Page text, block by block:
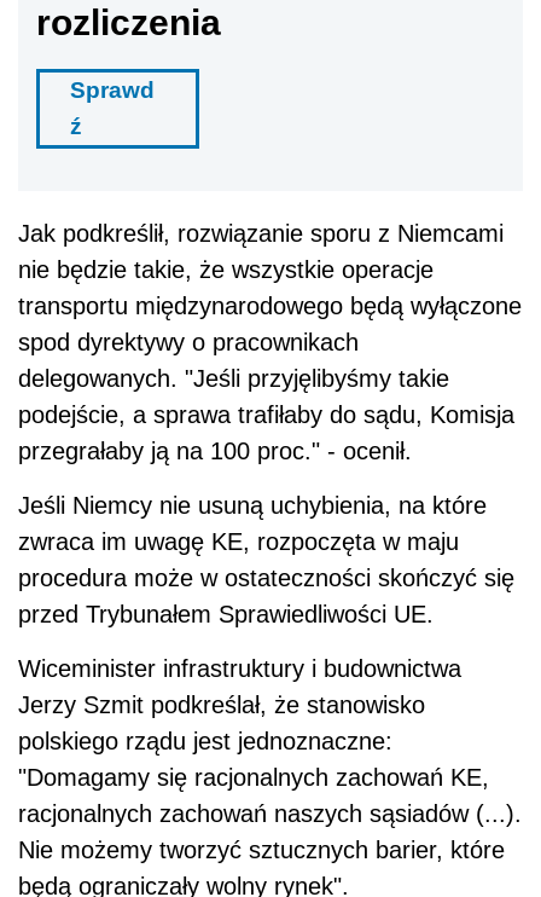
rozliczenia
Sprawd
ź
Jak podkreślił, rozwiązanie sporu z Niemcami
nie będzie takie, że wszystkie operacje
transportu międzynarodowego będą wyłączone
spod dyrektywy o pracownikach
delegowanych. "Jeśli przyjęlibyśmy takie
podejście, a sprawa trafiłaby do sądu, Komisja
przegrałaby ją na 100 proc." - ocenił.
Jeśli Niemcy nie usuną uchybienia, na które
zwraca im uwagę KE, rozpoczęta w maju
procedura może w ostateczności skończyć się
przed Trybunałem Sprawiedliwości UE.
Wiceminister infrastruktury i budownictwa
Jerzy Szmit podkreślał, że stanowisko
polskiego rządu jest jednoznaczne:
"Domagamy się racjonalnych zachowań KE,
racjonalnych zachowań naszych sąsiadów (...).
Nie możemy tworzyć sztucznych barier, które
będą ograniczały wolny rynek".